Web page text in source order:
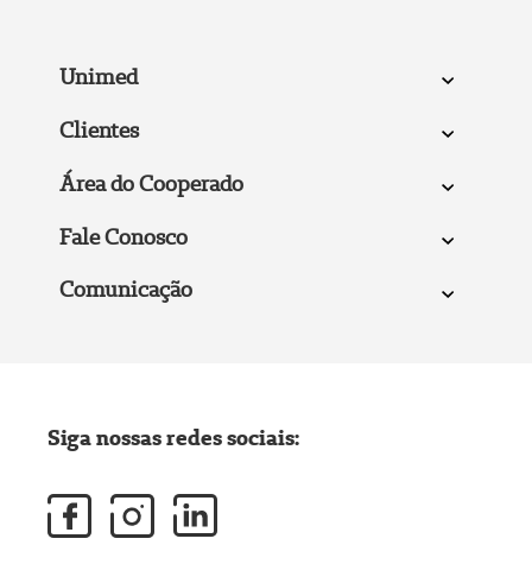
Unimed
Clientes
Área do Cooperado
Fale Conosco
Comunicação
Siga nossas redes sociais: